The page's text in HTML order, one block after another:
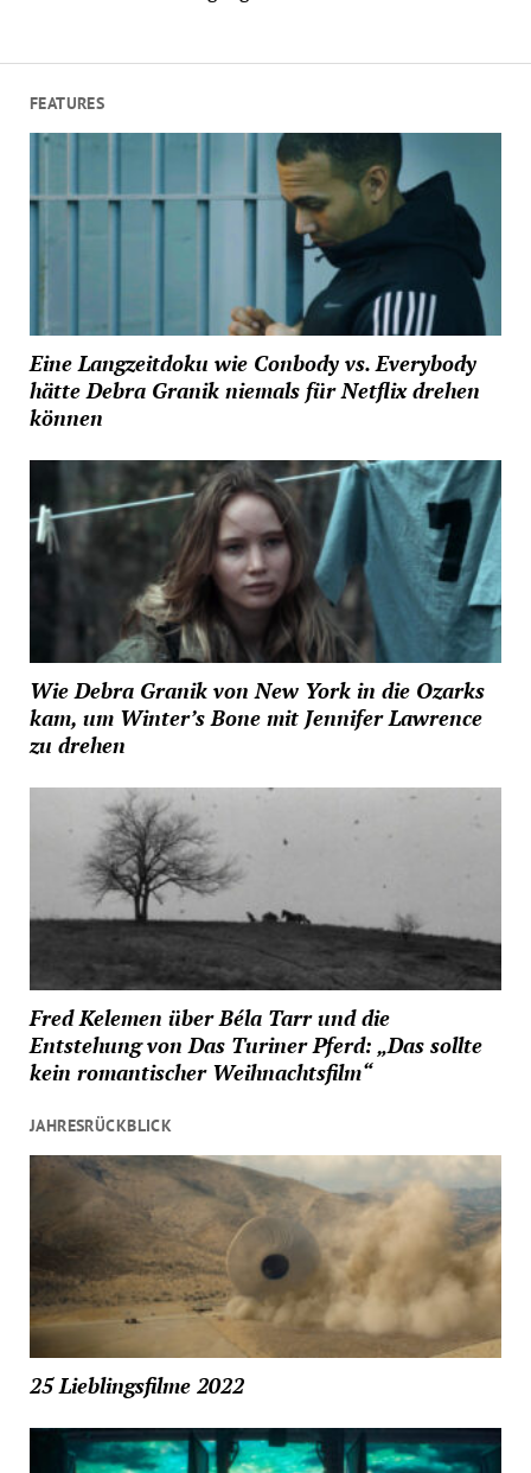
FEATURES
Eine Langzeitdoku wie Conbody vs. Everybody
hätte Debra Granik niemals für Netflix drehen
können
Wie Debra Granik von New York in die Ozarks
kam, um Winter’s Bone mit Jennifer Lawrence
zu drehen
Fred Kelemen über Béla Tarr und die
Entstehung von Das Turiner Pferd: „Das sollte
kein romantischer Weihnachtsfilm“
JAHRESRÜCKBLICK
25 Lieblingsfilme 2022